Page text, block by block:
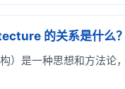
的关系是什么？
是一种思想和方法论